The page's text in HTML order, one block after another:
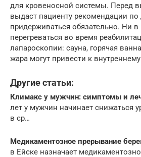
для кровеносной системы. Перед
выдаст пациенту рекомендации по
придерживаться обязательно. Ни в
перегреваться во время
лапароскопии: сауна, горячая
жара могут привести к
Другие статьи:
Климакс у мужчин: симптомы и
лет у мужчин начинает снижаться
в ср…
Медикаментозное прерывание
в Ейске назначает